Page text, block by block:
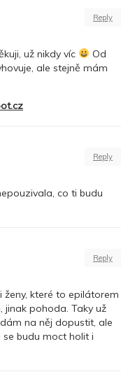
Reply
už nikdy víc
Od
ale stejně mám
Reply
co ti budu
Reply
ženy, které to epilátorem
jinak pohoda. Taky už
na něj dopustit, ale
se budu moct holit i